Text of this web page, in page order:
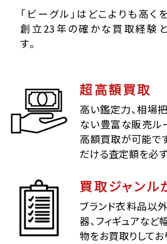
「ビーグル」はどこよりも高く
創立23年の確かな買取経験
す。
超高額買取
高い鑑定力、相場
ない豊富な販売ル
高額買取が可能で
だける査定額を必ず
買取ジャンル
ブランド衣料品以
器、フィギュアな
物をお買取りしてお